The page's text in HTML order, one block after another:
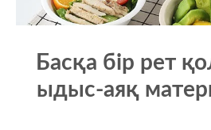
Басқа бір рет
ыдыс-аяқ